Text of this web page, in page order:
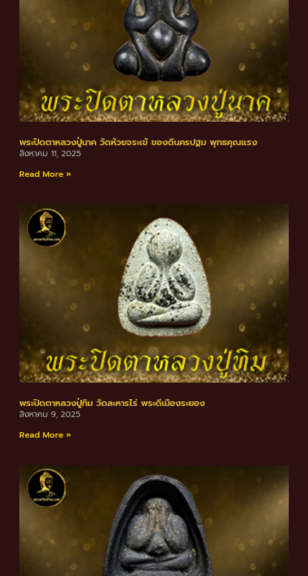
พระปิดตาหลวงปู่นาค วัดห้วยจระเข้ ของดีนครปฐม พุทธคุณแรง
สิงหาคม 11, 2025
Read More »
พระปิดตาหลวงปู่ทิม วัดละหารไร่ พระดีเมืองระยอง
สิงหาคม 9, 2025
Read More »